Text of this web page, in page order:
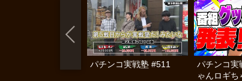
パチンコ実戦塾 #511
パチンコ実
ゃんロギち